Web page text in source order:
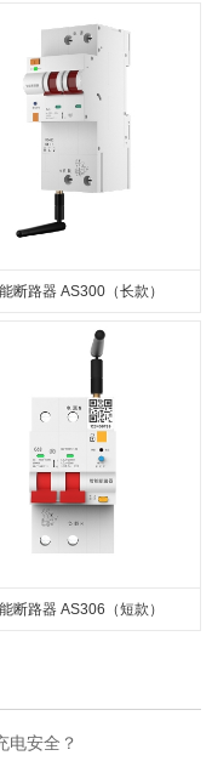
断路器 AS300（长款）
断路器 AS306（短款）
电安全？